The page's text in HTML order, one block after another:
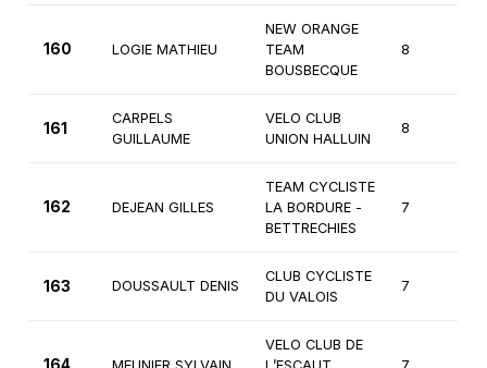
160 LOGIE MATHIEU
NEW ORANGE
TEAM
BOUSBECQUE
8
161
CARPELS
GUILLAUME
VELO CLUB
UNION HALLUIN
8
162 DEJEAN GILLES
TEAM CYCLISTE
LA BORDURE -
BETTRECHIES
7
163 DOUSSAULT DENIS
CLUB CYCLISTE
DU VALOIS
7
VELO CLUB DE